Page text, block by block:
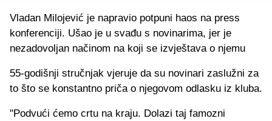
Vladan Milojević je napravio potpuni haos na press
konferenciji. Ušao je u svađu s novinarima, jer je
nezadovoljan načinom na koji se izvještava o njemu
55-godišnji stručnjak vjeruje da su novinari zaslužni za
to što se konstantno priča o njegovom odlasku iz kluba.
"Podvući ćemo crtu na kraju. Dolazi taj famozni